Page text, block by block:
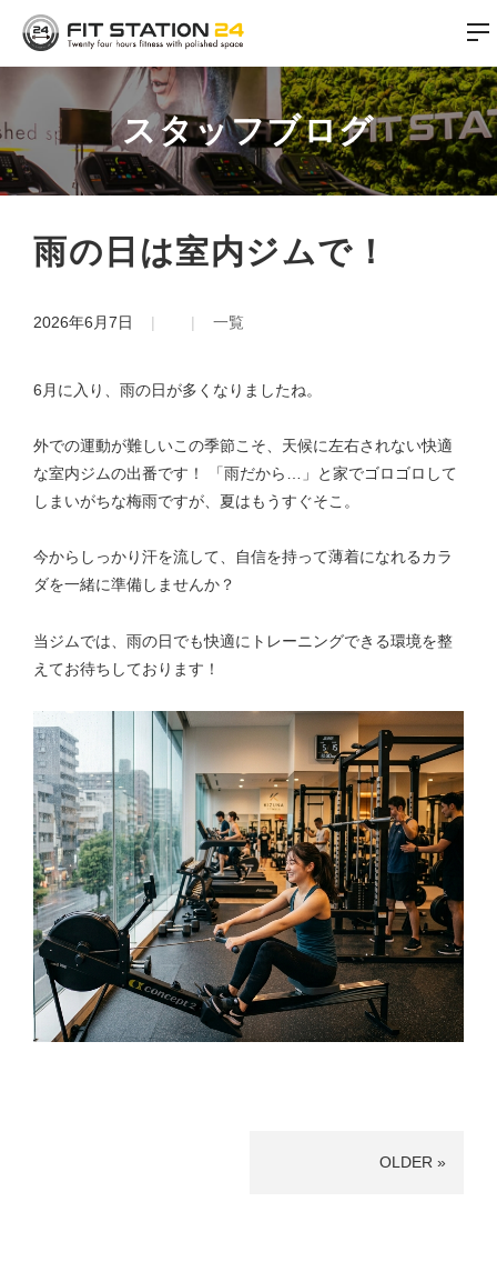
スタッフブログ
雨の日は室内ジムで！
2026年6月7日 一覧
6月に入り、雨の日が多くなりましたね。
外での運動が難しいこの季節こそ、天候に左右されない快適
な室内ジムの出番です！ 「雨だから…」と家でゴロゴロして
しまいがちな梅雨ですが、夏はもうすぐそこ。
今からしっかり汗を流して、自信を持って薄着になれるカラ
ダを一緒に準備しませんか？
当ジムでは、雨の日でも快適にトレーニングできる環境を整
えてお待ちしております！
OLDER »